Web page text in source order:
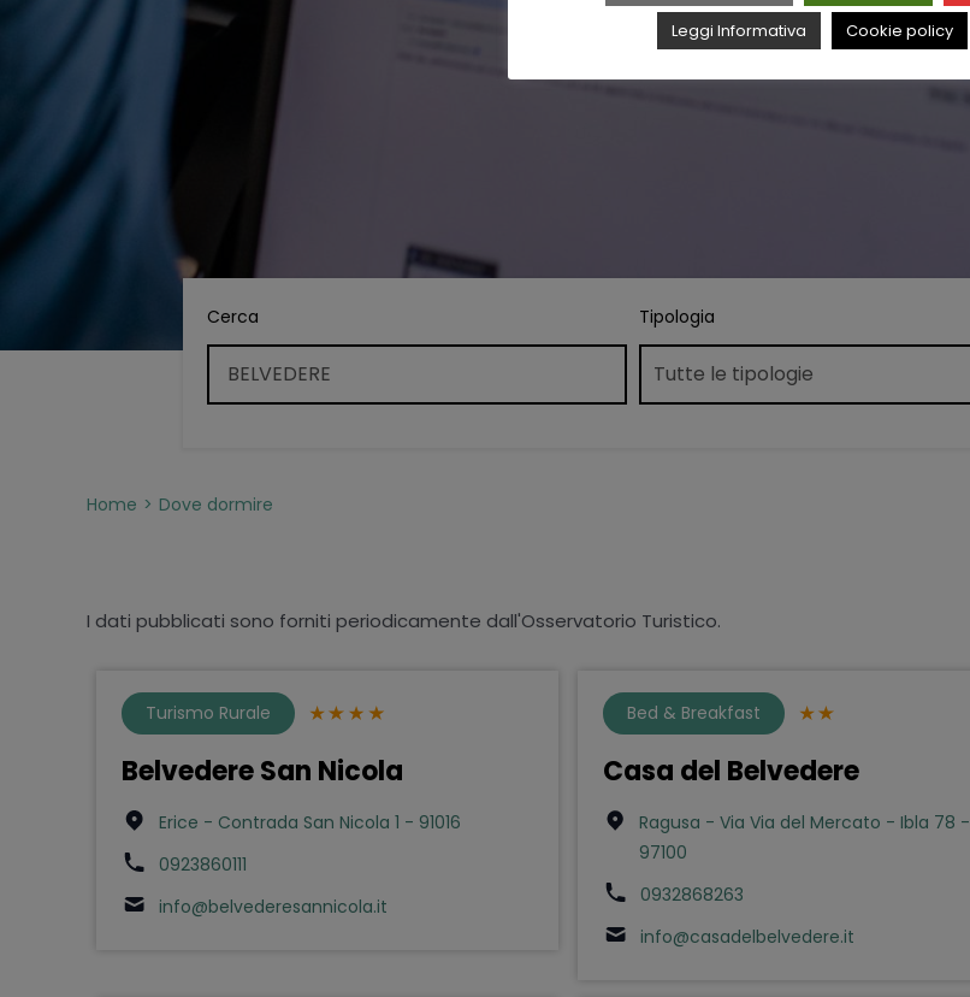
Cerca Tipologia
Home Dove dormire
I dati pubblicati sono forniti periodicamente dall'Osservatorio Turistico.
Turismo Rurale
Belvedere San Nicola
Erice - Contrada San Nicola 1 - 91016
0923860111
info@belvederesannicola.it
Bed & Breakfast
Casa del Belvedere
Ragusa - Via Via del Mercato - Ibla 78 -
97100
0932868263
info@casadelbelvedere.it
Leggi Informativa Cookie policy